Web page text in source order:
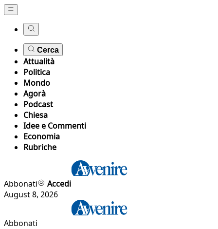
Cerca
Attualità
Politica
Mondo
Agorà
Podcast
Chiesa
Idee e Commenti
Economia
Rubriche
Abbonati
Accedi
August 8, 2026
Abbonati